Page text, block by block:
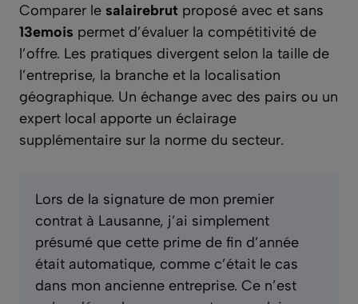
Comparer le salairebrut proposé avec et sans
13emois permet d’évaluer la compétitivité de
l’offre. Les pratiques divergent selon la taille de
l’entreprise, la branche et la localisation
géographique. Un échange avec des pairs ou un
expert local apporte un éclairage
supplémentaire sur la norme du secteur.
Lors de la signature de mon premier
contrat à Lausanne, j’ai simplement
présumé que cette prime de fin d’année
était automatique, comme c’était le cas
dans mon ancienne entreprise. Ce n’est